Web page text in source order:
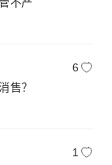
不严
6
售？
1